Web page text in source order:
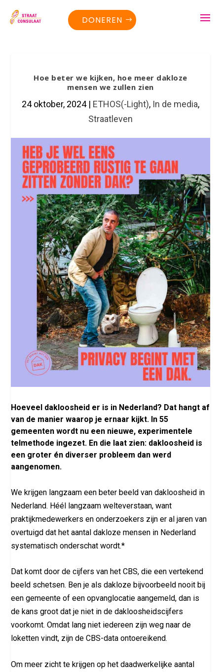
DONEREN
Hoe beter we kijken, hoe meer dakloze
mensen we zullen zien
24 oktober, 2024| ETHOS(-Light), In de media,
Straatleven
Hoeveel dakloosheid er is in Nederland? Dat hangt af
van de manier waarop je ernaar kijkt. In 55
gemeenten wordt nu een nieuwe, experimentele
telmethode ingezet. En die laat zien: dakloosheid is
een groter én diverser probleem dan werd
aangenomen.
We krijgen langzaam een beter beeld van dakloosheid in
Nederland. Héél langzaam welteverstaan, want
praktijkmedewerkers en onderzoekers zijn er al jaren van
overtuigd dat het aantal dakloze mensen in Nederland
systematisch onderschat wordt.*
Dat komt door de cijfers van het CBS, die een vertekend
beeld schetsen. Ben je als dakloze bijvoorbeeld nooit bij
een gemeente of een opvanglocatie aangemeld, dan is
de kans groot dat je niet in de dakloosheidscijfers
voorkomt. Omdat lang niet iedereen zijn weg naar de
loketten vindt, zijn de CBS-data ontoereikend.
Om meer zicht te krijgen op het daadwerkelijke aantal